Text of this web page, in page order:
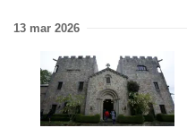
13 mar 2026